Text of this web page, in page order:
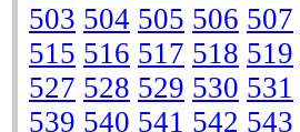
503 504 505 506 507
515 516 517 518 519
527 528 529 530 531
539 540 541 542 543